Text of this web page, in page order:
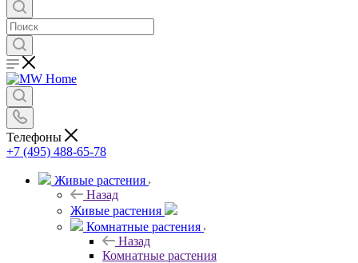
Телефоны
+7 (495) 488-65-78
Живые растения
Назад
Живые растения
Комнатные растения
Назад
Комнатные растения